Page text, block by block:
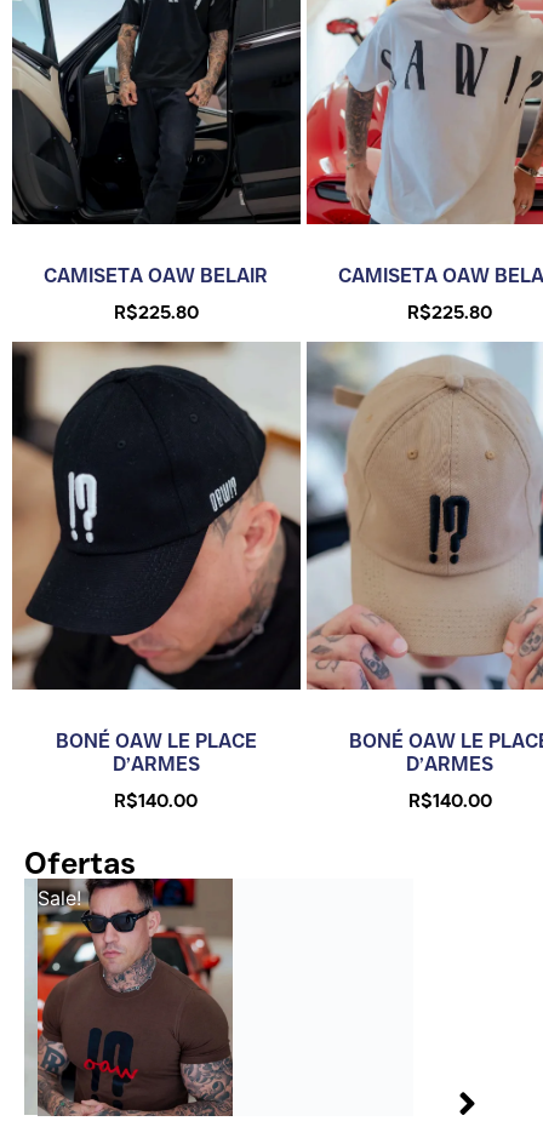
CAMISETA OAW BELAIR
R$225.80
CAMISETA OAW
R$225.80
BONÉ OAW LE PLACE
D’ARMES
R$140.00
BONÉ OAW LE
D’ARMES
R$140.00
Ofertas
Sale!